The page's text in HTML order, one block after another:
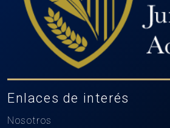
Enlaces de interés
Nosotros